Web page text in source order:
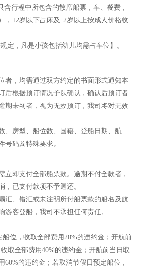
含行程中所包含的散席船票，车、餐费，
，12岁以下占床及12岁以上按成人价格收
定，凡是小孩包括幼儿均需占车位】。
者，均需通过双方约定的书面形式通知本
后根据预订情况予以确认，确认后预订者
期未到者，视为无效预订，我司将对无效
、房型、船位数、国籍、登船日期、航
号码及特殊要求。
即支付全部船票款。逾期不付全款者，
，已支付款项不予退还。
汇、错汇或未注明所付船票款的船名及航
游客登船，我司不承担任何责任。
船位，收取全部费用20%的违约金；开航前
取全部费用40%的违约金；开航前当日取
60%的违约金；若取消节假日预定船位，